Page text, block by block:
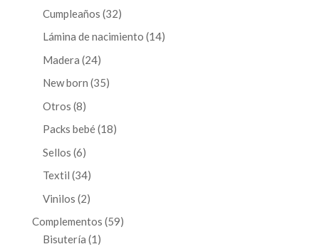
productos
Cumpleaños 3232
productos
Lámina de nacimiento 1414
Madera 2424
productos
New born 3535
Otros 88
productos
Packs bebé 1818
Sellos 66
productos
Textil 3434
productos
Vinilos 22
productos
Complementos 5959
Bisutería 1 1